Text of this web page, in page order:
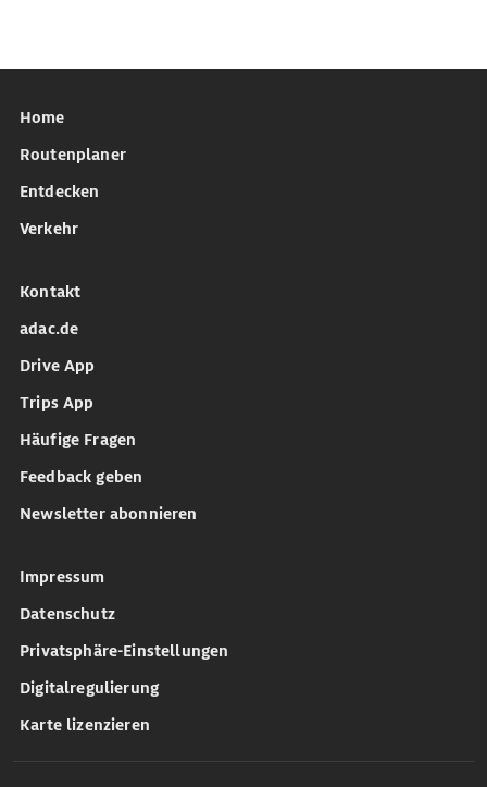
Home
Routenplaner
Entdecken
Verkehr
Kontakt
adac.de
Drive App
Trips App
Häufige Fragen
Feedback geben
Newsletter abonnieren
Impressum
Datenschutz
Privatsphäre-Einstellungen
Digitalregulierung
Karte lizenzieren